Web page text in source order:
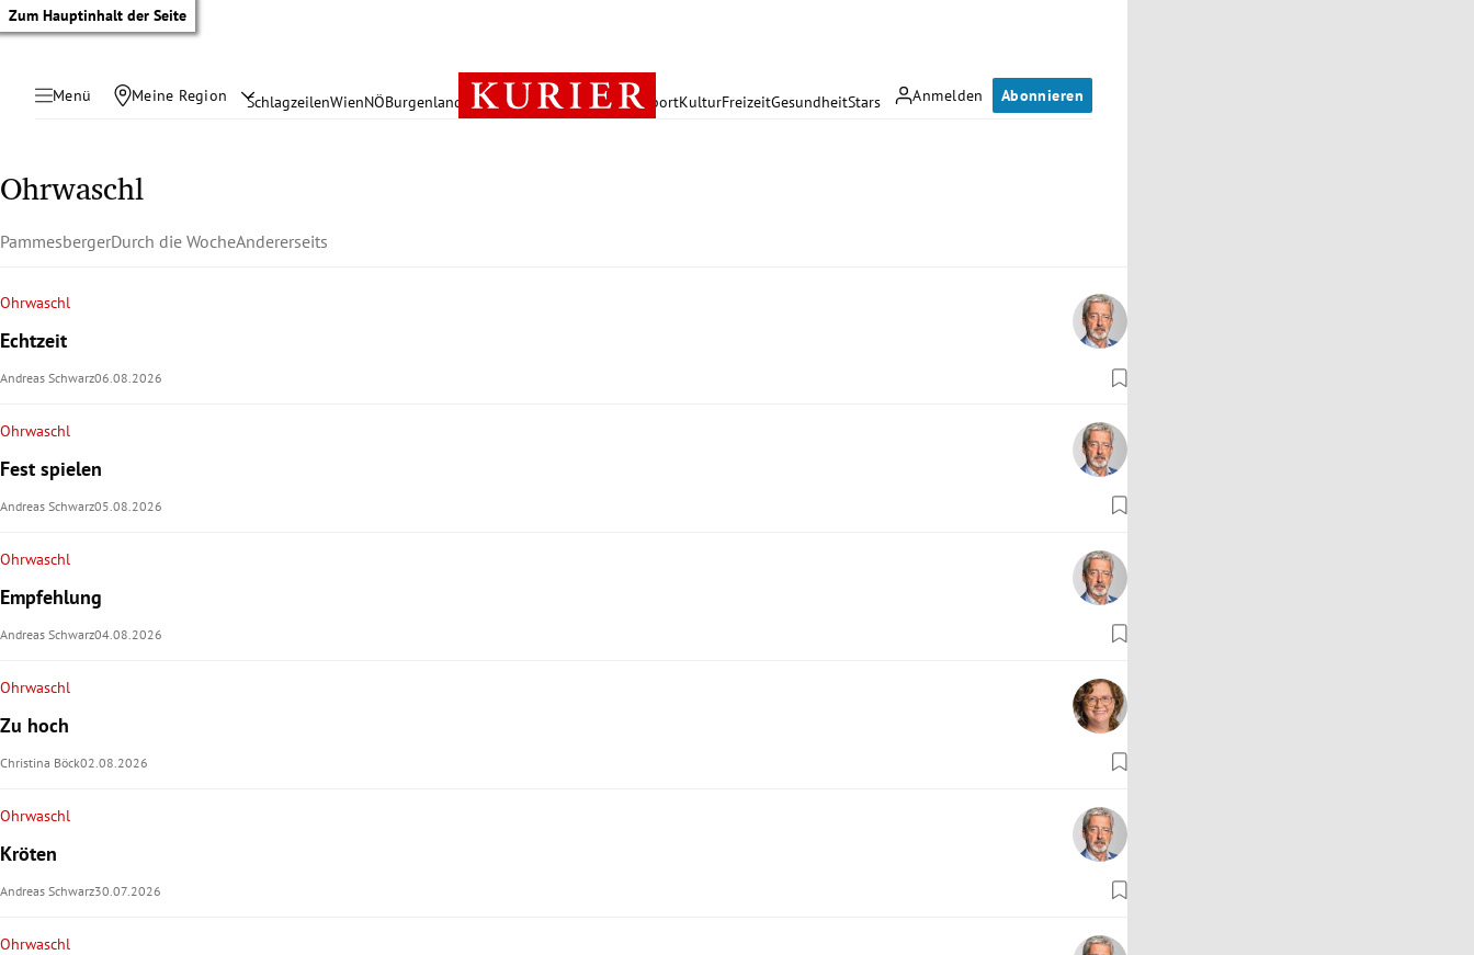
Zum Hauptinhalt der Seite
Menü Meine Region Anmelden Abonnieren
SchlagzeilenWienNÖBurgenland Österreich PolitikWirtschaft SportKulturFreizeitGesundheitStars
Untermenü
Untermenü
Untermenü
Untermenü
Untermenü
Untermenü
Ohrwaschl
PammesbergerDurch die WocheAndererseits
Ohrwaschl
Echtzeit
Andreas Schwarz06.08.2026
Ohrwaschl
Fest spielen
Andreas Schwarz05.08.2026
Ohrwaschl
Empfehlung
Andreas Schwarz04.08.2026
Ohrwaschl
Zu hoch
Christina Böck02.08.2026
Ohrwaschl
Kröten
Andreas Schwarz30.07.2026
Ohrwaschl